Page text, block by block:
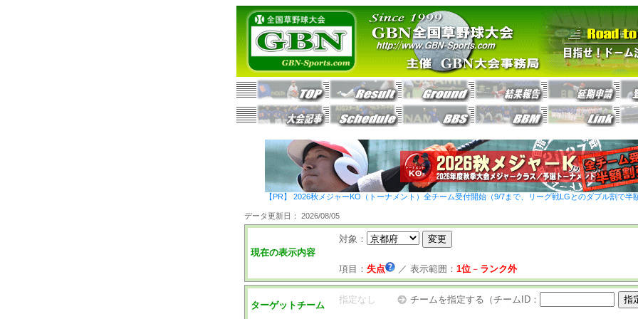
【PR】 2026秋メジャーKO（トーナメント）全チーム受付開始（9/7まで、リーグ戦LGとのダブル割で半
データ更新日： 2026/08/05
現在の表示内容
対象：
項目： 失点 ／ 表示範囲： 1位－ ランク外
ターゲットチーム
指定なし チームを指定する（チームID：